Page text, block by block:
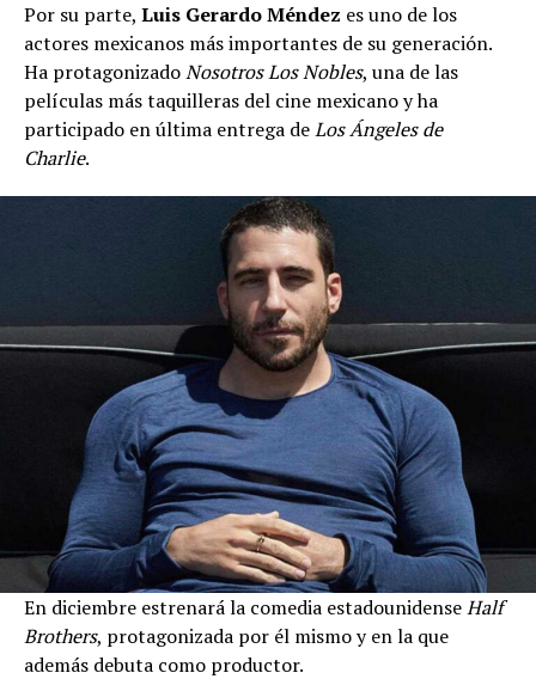
Por su parte, Luis Gerardo Méndez es uno de los
actores mexicanos más importantes de su generación.
Ha protagonizadoNosotros Los Nobles, una de las
películas más taquilleras del cine mexicano y ha
participado en última entrega deLos Ángeles de
Charlie.
En diciembre estrenará la comedia estadounidenseHalf
Brothers, protagonizada por él mismo y en la que
además debuta como productor.